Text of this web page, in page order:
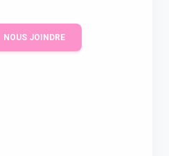
NOUS JOINDRE